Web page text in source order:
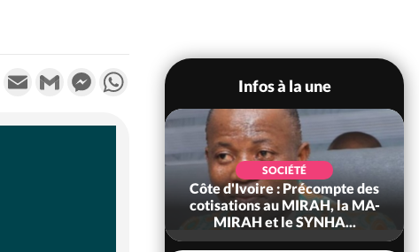
TwitterEmail Gmail MessengerWhatsApp
Infos à la une
les Forces de
SOCIÉTÉ
Côte d'Ivoire : Précompte des
cotisations au MIRAH, la MA-
MIRAH et le SYNHA...